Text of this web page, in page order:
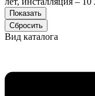
Вид каталога